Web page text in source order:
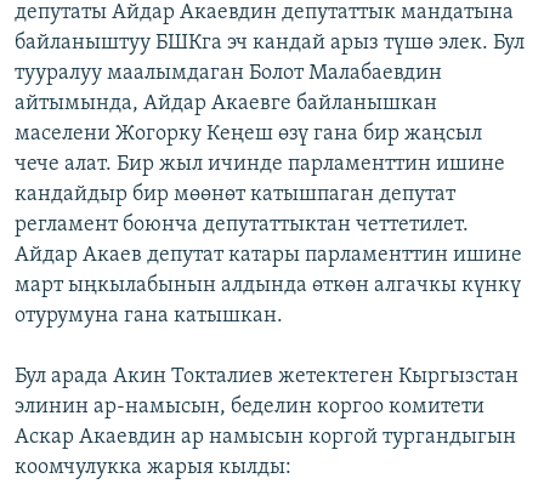
депутаты Айдар Акаевдин депутаттык мандатына
байланыштуу БШКга эч кандай арыз түшө элек. Бул
тууралуу маалымдаган Болот Малабаевдин
айтымында, Айдар Акаевге байланышкан
маселени Жогорку Кеңеш өзү гана бир жаңсыл
чече алат. Бир жыл ичинде парламенттин ишине
кандайдыр бир мөөнөт катышпаган депутат
регламент боюнча депутаттыктан четтетилет.
Айдар Акаев депутат катары парламенттин ишине
март ыңкылабынын алдында өткөн алгачкы күнкү
отурумуна гана катышкан.
Бул арада Акин Токталиев жетектеген Кыргызстан
элинин ар-намысын, беделин коргоо комитети
Аскар Акаевдин ар намысын коргой тургандыгын
коомчулукка жарыя кылды: